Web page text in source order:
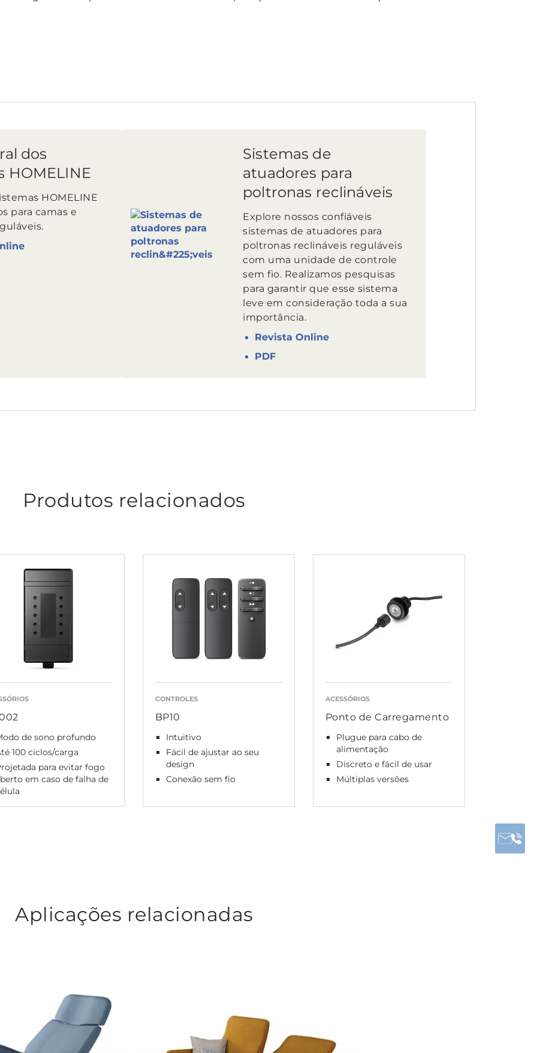
dos
HOMELINE
HOMELINE
para camas e
Sistemas de
atuadores para
poltronas reclináveis
Explore nossos confiáveis
sistemas de atuadores para
poltronas reclináveis reguláveis
com uma unidade de controle
sem fio. Realizamos pesquisas
para garantir que esse sistema
leve em consideração toda a sua
importância.
Revista Online
PDF
Produtos relacionados
de sono profundo
100 ciclos/carga
para evitar fogo
em caso de falha de
CONTROLES
BP10
Intuitivo
Fácil de ajustar ao seu
design
Conexão sem fio
ACESSÓRIOS
Ponto de Carregamento
Plugue para cabo de
alimentação
Discreto e fácil de usar
Múltiplas versões
Aplicações relacionadas